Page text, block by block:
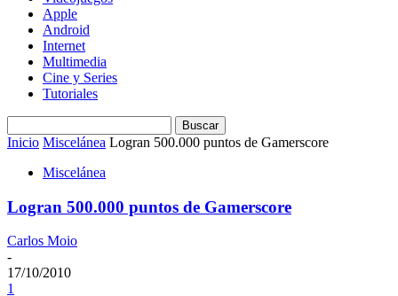
Apple
Android
Internet
Multimedia
Cine y Series
Tutoriales
Inicio Miscelánea Logran 500.000 puntos de Gamerscore
Miscelánea
Logran 500.000 puntos de Gamerscore
Carlos Moio
-
17/10/2010
1